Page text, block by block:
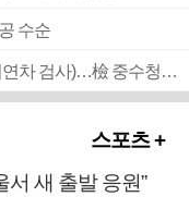
수순
■ 검사 신분 버리고 직급하향(10년 이하 저연차 검사)…檢 중수청행 기피
스포츠 +
서 새 출발 응원”